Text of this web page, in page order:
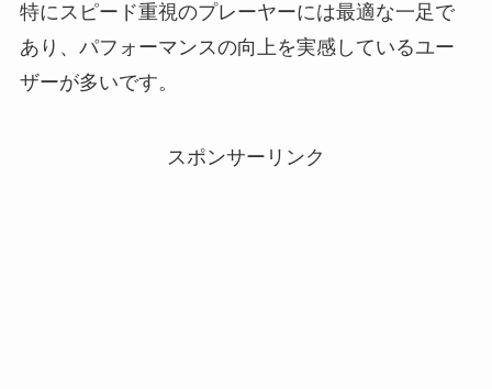
特にスピード重視のプレーヤーには最適な一足で
あり、パフォーマンスの向上を実感しているユー
ザーが多いです。
スポンサーリンク